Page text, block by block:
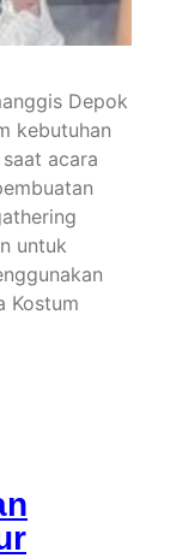
Depok
kebutuhan
acara
untuk
Kostum